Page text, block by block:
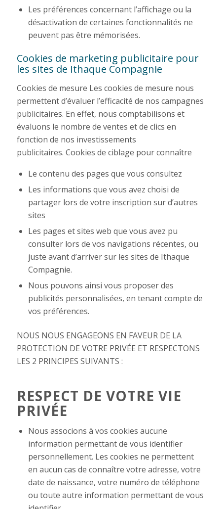
Les préférences concernant l’affichage ou la
désactivation de certaines fonctionnalités ne
peuvent pas être mémorisées.
Cookies de marketing publicitaire pour
les sites de Ithaque Compagnie
Cookies de mesure Les cookies de mesure nous
permettent d’évaluer l’efficacité de nos campagnes
publicitaires. En effet, nous comptabilisons et
évaluons le nombre de ventes et de clics en
fonction de nos investissements
publicitaires. Cookies de ciblage pour connaître
Le contenu des pages que vous consultez
Les informations que vous avez choisi de
partager lors de votre inscription sur d’autres
sites
Les pages et sites web que vous avez pu
consulter lors de vos navigations récentes, ou
juste avant d’arriver sur les sites de Ithaque
Compagnie.
Nous pouvons ainsi vous proposer des
publicités personnalisées, en tenant compte de
vos préférences.
NOUS NOUS ENGAGEONS EN FAVEUR DE LA
PROTECTION DE VOTRE PRIVÉE ET RESPECTONS
LES 2 PRINCIPES SUIVANTS :
RESPECT DE VOTRE VIE
PRIVÉE
Nous associons à vos cookies aucune
information permettant de vous identifier
personnellement. Les cookies ne permettent
en aucun cas de connaître votre adresse, votre
date de naissance, votre numéro de téléphone
ou toute autre information permettant de vous